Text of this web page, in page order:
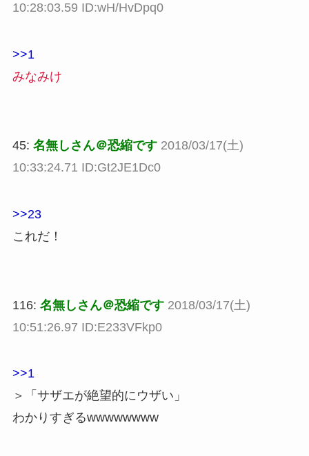
10:28:03.59 ID:wH/HvDpq0
>>1
みなみけ
45: 名無しさん＠恐縮です 2018/03/17(土)
10:33:24.71 ID:Gt2JE1Dc0
>>23
これだ！
116: 名無しさん＠恐縮です 2018/03/17(土)
10:51:26.97 ID:E233VFkp0
>>1
＞「サザエが絶望的にウザい」
わかりすぎるwwwwwwww